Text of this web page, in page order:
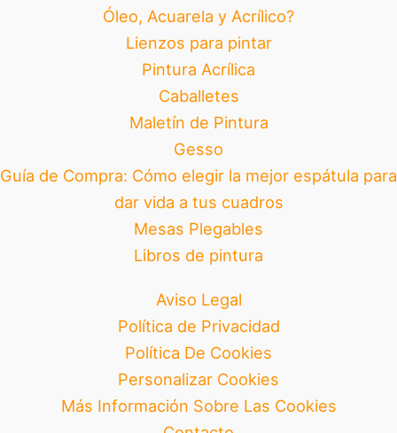
Óleo, Acuarela y Acrílico?
Lienzos para pintar
Pintura Acrílica
Caballetes
Maletín de Pintura
Gesso
Guía de Compra: Cómo elegir la mejor espátula para
dar vida a tus cuadros
Mesas Plegables
Libros de pintura
Aviso Legal
Política de Privacidad
Política De Cookies
Personalizar Cookies
Más Información Sobre Las Cookies